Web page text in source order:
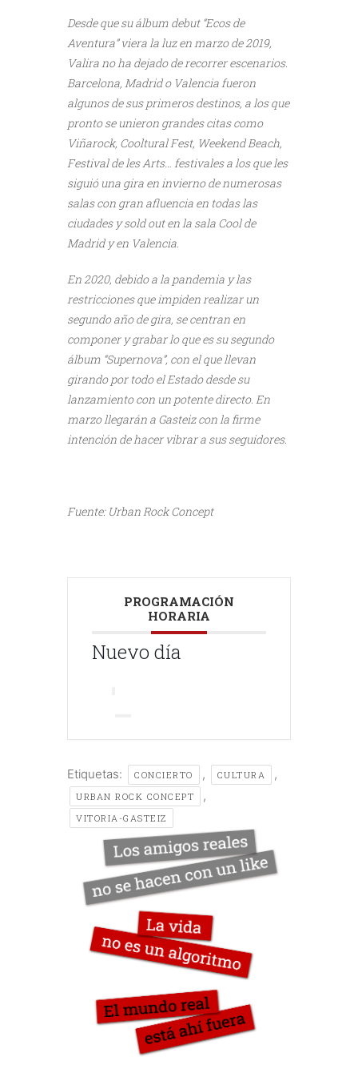
Desde que su álbum debut “Ecos de
Aventura” viera la luz en marzo de 2019,
Valira no ha dejado de recorrer escenarios.
Barcelona, Madrid o Valencia fueron
algunos de sus primeros destinos, a los que
pronto se unieron grandes citas como
Viñarock, Cooltural Fest, Weekend Beach,
Festival de les Arts… festivales a los que les
siguió una gira en invierno de numerosas
salas con gran afluencia en todas las
ciudades y sold out en la sala Cool de
Madrid y en Valencia.
En 2020, debido a la pandemia y las
restricciones que impiden realizar un
segundo año de gira, se centran en
componer y grabar lo que es su segundo
álbum “Supernova”, con el que llevan
girando por todo el Estado desde su
lanzamiento con un potente directo. En
marzo llegarán a Gasteiz con la firme
intención de hacer vibrar a sus seguidores.
Fuente: Urban Rock Concept///
PROGRAMACIÓN
HORARIA
Nuevo día
Etiquetas: CONCIERTO , CULTURA ,
URBAN ROCK CONCEPT ,
VITORIA-GASTEIZ